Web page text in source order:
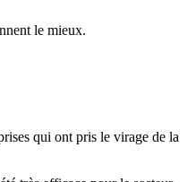
le mieux.
qui ont pris le virage de la